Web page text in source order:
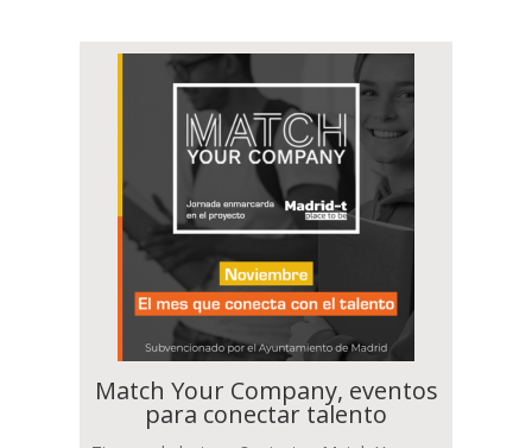
Match Your Company, eventos
para conectar talento